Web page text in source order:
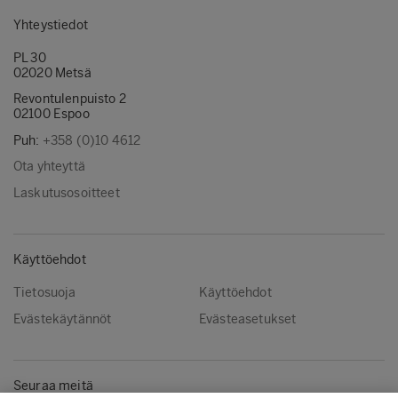
Yhteystiedot
PL 30
02020 Metsä
Revontulenpuisto 2
02100 Espoo
Puh: +358 (0)10 4612
Ota yhteyttä
Laskutusosoitteet
Käyttöehdot
Tietosuoja
Käyttöehdot
Evästekäytännöt
Evästeasetukset
Seuraa meitä